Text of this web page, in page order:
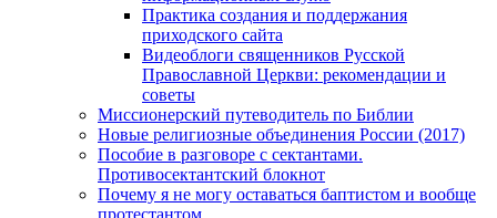
Практика создания и поддержания
приходского сайта
Видеоблоги священников Русской
Православной Церкви: рекомендации и
советы
Миссионерский путеводитель по Библии
Новые религиозные объединения России (2017)
Пособие в разговоре с сектантами.
Противосектантский блокнот
Почему я не могу оставаться баптистом и вообще